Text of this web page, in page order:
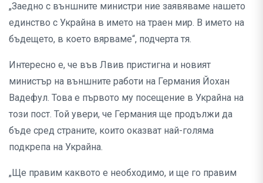
„Заедно с външните министри ние заявяваме нашето
единство с Украйна в името на траен мир. В името на
бъдещето, в което вярваме“, подчерта тя.
Интересно е, че във Лвив пристигна и новият
министър на външните работи на Германия Йохан
Вадефул. Това е първото му посещение в Украйна на
този пост. Той увери, че Германия ще продължи да
бъде сред страните, които оказват най-голяма
подкрепа на Украйна.
„Ще правим каквото е необходимо, и ще го правим